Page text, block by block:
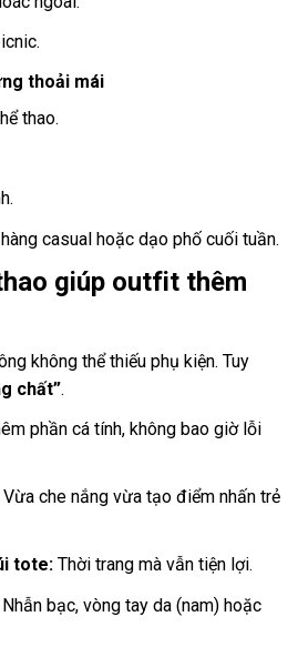
thoải mái
thao.
casual hoặc dạo phố cuối tuần.
giúp outfit thêm
không thể thiếu phụ kiện. Tuy
chất”.
phần cá tính, không bao giờ lỗi
che nắng vừa tạo điểm nhấn trẻ
tote:Thời trang mà vẫn tiện lợi.
bạc, vòng tay da (nam) hoặc